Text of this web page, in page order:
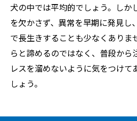
犬の中では平均的でしょう。しか
を欠かさず、異常を早期に発見し
で長生きすることも少なくありま
らと諦めるのではなく、普段から
レスを溜めないように気をつけて
しょう。